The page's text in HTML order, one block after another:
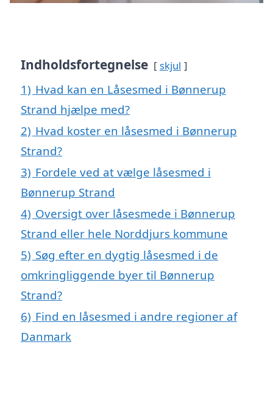
Indholdsfortegnelse skjul
1) Hvad kan en Låsesmed i Bønnerup
Strand hjælpe med?
2) Hvad koster en låsesmed i Bønnerup
Strand?
3) Fordele ved at vælge låsesmed i
Bønnerup Strand
4) Oversigt over låsesmede i Bønnerup
Strand eller hele Norddjurs kommune
5) Søg efter en dygtig låsesmed i de
omkringliggende byer til Bønnerup
Strand?
6) Find en låsesmed i andre regioner af
Danmark